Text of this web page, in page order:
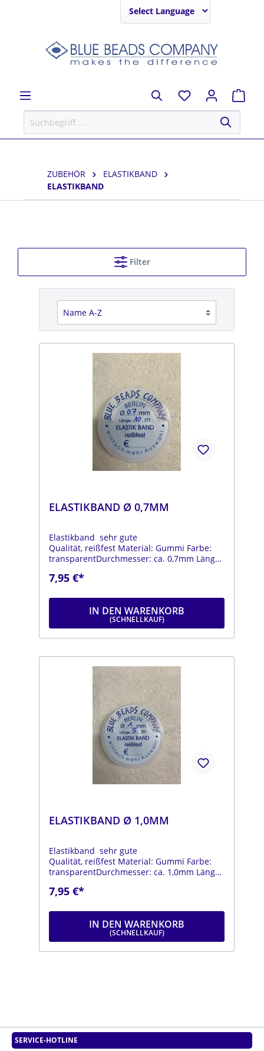
ZUBEHÖR
ELASTIKBAND
ELASTIKBAND
Filter
ELASTIKBAND Ø 0,7MM
Elastikband sehr gute
Qualität, reißfest Material: Gummi Farbe:
transparentDurchmesser: ca. 0,7mm Länge:
geeignet um Armbänder zu fädeln.Zum
geknotet.
7,95 €*
IN DEN WARENKORB
ELASTIKBAND Ø 1,0MM
Elastikband sehr gute
Qualität, reißfest Material: Gummi Farbe:
transparentDurchmesser: ca. 1,0mm Länge:
geeignet um Armbänder zu fädeln.Zum
geknotet.
7,95 €*
IN DEN WARENKORB
SERVICE-HOTLINE